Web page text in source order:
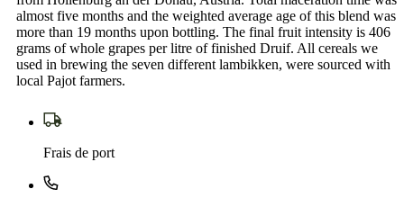
almost five months and the weighted average age of this blend was
more than 19 months upon bottling. The final fruit intensity is 406
grams of whole grapes per litre of finished Druif. All cereals we
used in brewing the seven different lambikken, were sourced with
local Pajot farmers.
Frais de port